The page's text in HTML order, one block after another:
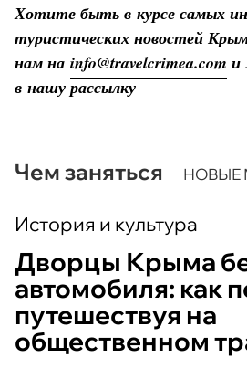
Хотите быть в курсе самых
туристических новостей
нам на info@travelcrimea.com и
в нашу рассылку
Чем заняться НОВЫЕ
История и культура
Дворцы Крыма
автомобиля: как
путешествуя на
общественном